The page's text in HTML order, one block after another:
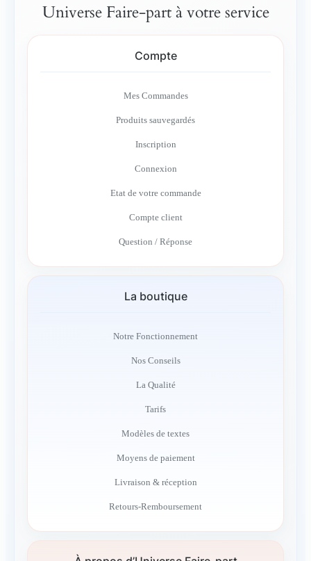
Universe Faire-part à votre service
Compte
Mes Commandes
Produits sauvegardés
Inscription
Connexion
Etat de votre commande
Compte client
Question / Réponse
La boutique
Notre Fonctionnement
Nos Conseils
La Qualité
Tarifs
Modèles de textes
Moyens de paiement
Livraison & réception
Retours-Remboursement